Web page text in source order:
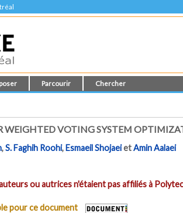
Parcourir Chercher
WEIGHTED VOTING SYSTEM
,S. Faghih Roohi,Esmaeil ShojaeietAmin Aalaei
ou autrices n'étaient pas affiliés à
pour ce document